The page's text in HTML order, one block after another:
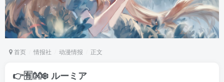
首页 情报社 动漫情报 正文
👉🈶👐❄️ ルーミア